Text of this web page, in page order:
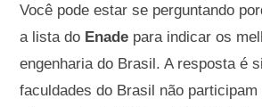
Você pode estar se perguntando
a lista do Enade para indicar os
engenharia do Brasil. A resposta é
faculdades do Brasil não participam